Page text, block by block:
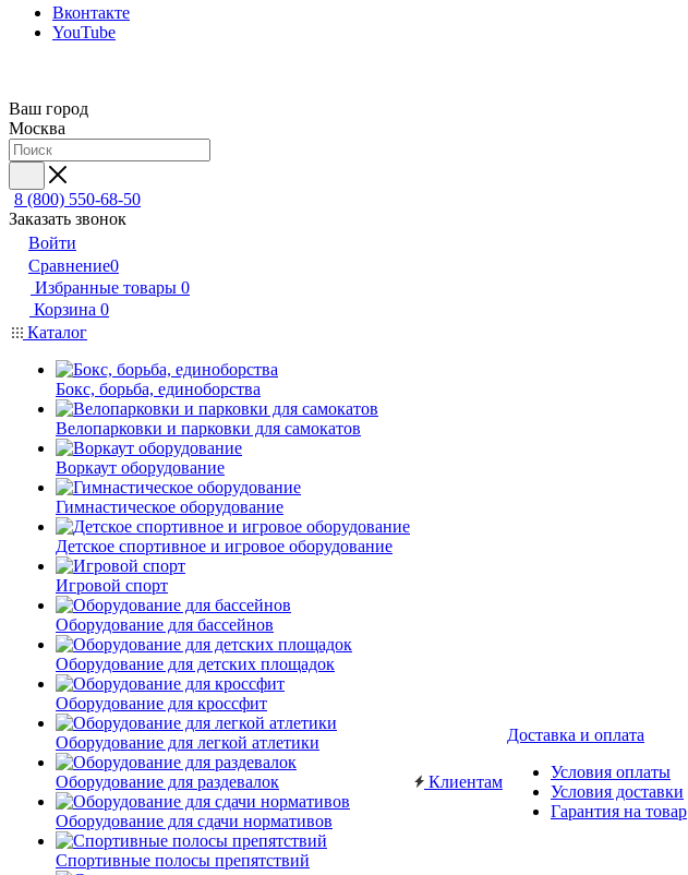
Вконтакте
YouTube
Ваш город
Москва
8 (800) 550-68-50
Заказать звонок
Войти
Сравнение0
Избранные товары 0
Корзина 0
Каталог
Бокс, борьба, единоборства
Велопарковки и парковки для самокатов
Воркаут оборудование
Гимнастическое оборудование
Детское спортивное и игровое оборудование
Игровой спорт
Оборудование для бассейнов
Оборудование для детских площадок
Оборудование для кроссфит
Оборудование для легкой атлетики
Оборудование для раздевалок
Оборудование для сдачи нормативов
Спортивные полосы препятствий
Клиентам
Доставка и оплата
Условия оплаты
Условия доставки
Гарантия на товар